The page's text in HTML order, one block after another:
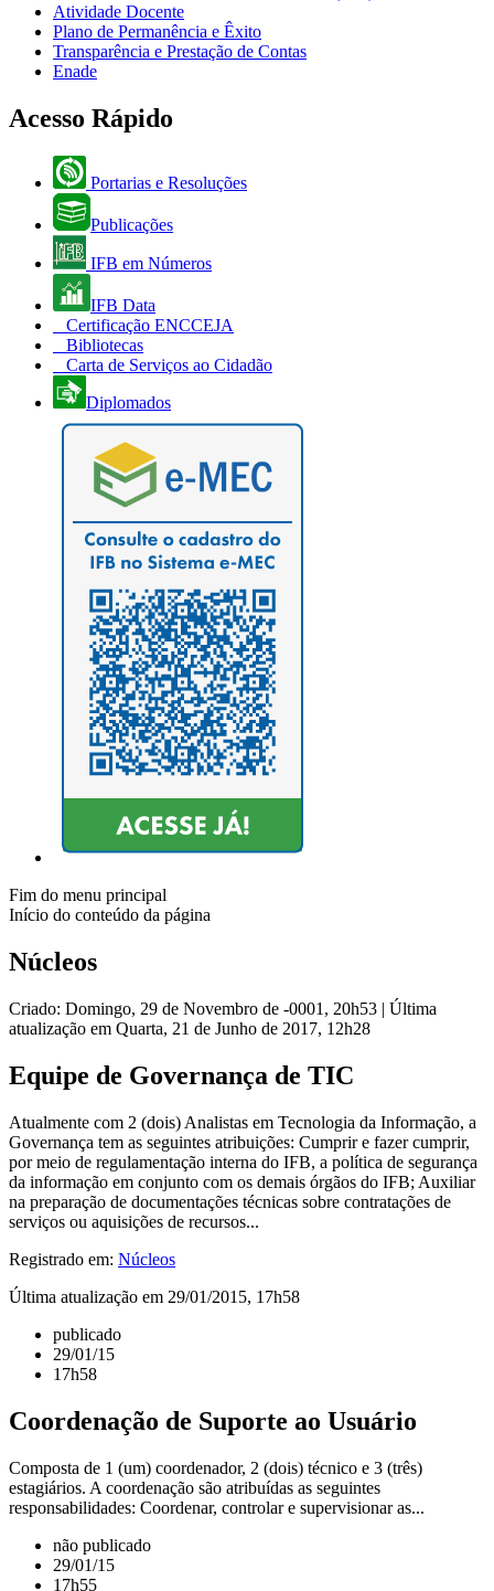
Atividade Docente
Plano de Permanência e Êxito
Transparência e Prestação de Contas
Enade
Acesso Rápido
Portarias e Resoluções
Publicações
IFB em Números
IFB Data
Certificação ENCCEJA
Bibliotecas
Carta de Serviços ao Cidadão
Diplomados
Fim do menu principal
Início do conteúdo da página
Núcleos
Criado: Domingo, 29 de Novembro de -0001, 20h53 | Última
atualização em Quarta, 21 de Junho de 2017, 12h28
Equipe de Governança de TIC
Atualmente com 2 (dois) Analistas em Tecnologia da Informação, a
Governança tem as seguintes atribuições: Cumprir e fazer cumprir,
por meio de regulamentação interna do IFB, a política de segurança
da informação em conjunto com os demais órgãos do IFB; Auxiliar
na preparação de documentações técnicas sobre contratações de
serviços ou aquisições de recursos...
Registrado em: Núcleos
Última atualização em 29/01/2015, 17h58
publicado
29/01/15
17h58
Coordenação de Suporte ao Usuário
Composta de 1 (um) coordenador, 2 (dois) técnico e 3 (três)
estagiários. A coordenação são atribuídas as seguintes
responsabilidades: Coordenar, controlar e supervisionar as...
não publicado
29/01/15
17h55